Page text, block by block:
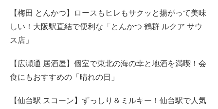
【梅田 とんかつ】ロースもヒレもサクッと揚がって美味
しい！大阪駅直結で便利な「とんかつ 鶴群 ルクア サウ
ス店」
【広瀬通 居酒屋】個室で東北の海の幸と地酒を満喫！会
食にもおすすめの「晴れの日」
【仙台駅 スコーン】ずっしり＆ミルキー！仙台駅で人気